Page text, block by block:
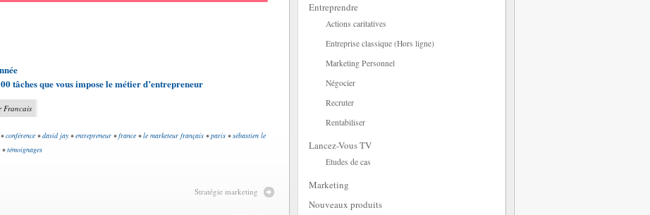
tâches que vous impose le métier d’entrepreneur
Francais
•conférence •david jay•entrepreneur •france •le marketeur français •paris •sébastien le
•témoignages
Stratégie marketing
Entreprendre
Actions caritatives
Entreprise classique (Hors ligne)
Marketing Personnel
Négocier
Recruter
Rentabiliser
Lancez-Vous TV
Etudes de cas
Marketing
Nouveaux produits